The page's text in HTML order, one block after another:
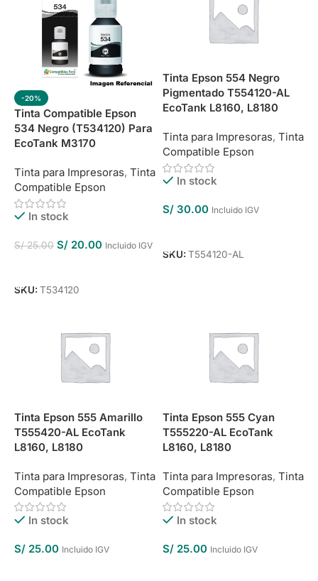
-20%
Tinta Compatible Epson
534 Negro (T534120) Para
EcoTank M3170
Tinta para Impresoras, Tinta
Compatible Epson
In stock
S/25.00 S/ 20.00 Incluido IGV
SKU: T534120
Tinta Epson 554 Negro
Pigmentado T554120-AL
EcoTank L8160, L8180
Tinta para Impresoras, Tinta
Compatible Epson
In stock
S/ 30.00 Incluido IGV
SKU: T554120-AL
Tinta Epson 555 Amarillo
T555420-AL EcoTank
L8160, L8180
Tinta para Impresoras, Tinta
Compatible Epson
In stock
S/ 25.00 Incluido IGV
Tinta Epson 555 Cyan
T555220-AL EcoTank
L8160, L8180
Tinta para Impresoras, Tinta
Compatible Epson
In stock
S/ 25.00 Incluido IGV